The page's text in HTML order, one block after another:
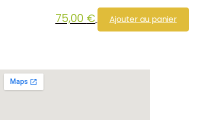
75,00 € Ajouter au panier